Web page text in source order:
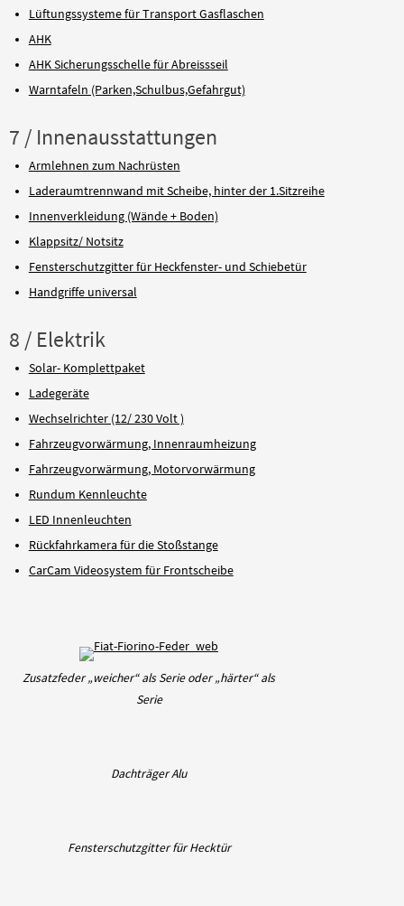
Lüftungssysteme für Transport Gasflaschen
AHK
AHK Sicherungsschelle für Abreissseil
Warntafeln (Parken,Schulbus,Gefahrgut)
7 / Innenausstattungen
Armlehnen zum Nachrüsten
Laderaumtrennwand mit Scheibe, hinter der 1.Sitzreihe
Innenverkleidung (Wände + Boden)
Klappsitz/ Notsitz
Fensterschutzgitter für Heckfenster- und Schiebetür
Handgriffe universal
8 / Elektrik
Solar- Komplettpaket
Ladegeräte
Wechselrichter (12/ 230 Volt )
Fahrzeugvorwärmung, Innenraumheizung
Fahrzeugvorwärmung, Motorvorwärmung
Rundum Kennleuchte
LED Innenleuchten
Rückfahrkamera für die Stoßstange
CarCam Videosystem für Frontscheibe
Zusatzfeder „weicher“ als Serie oder „härter“ als
Serie
Dachträger Alu
Fensterschutzgitter für Hecktür